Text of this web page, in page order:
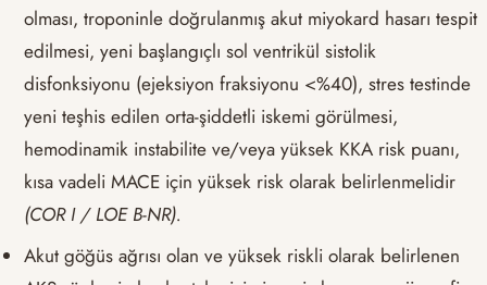
olması, troponinle doğrulanmış akut miyokard hasarı tespit
edilmesi, yeni başlangıçlı sol ventrikül sistolik
disfonksiyonu (ejeksiyon fraksiyonu <%40), stres testinde
yeni teşhis edilen orta-şiddetli iskemi görülmesi,
hemodinamik instabilite ve/veya yüksek KKA risk puanı,
kısa vadeli MACE için yüksek risk olarak belirlenmelidir
(COR I / LOE B-NR).
Akut göğüs ağrısı olan ve yüksek riskli olarak belirlenen